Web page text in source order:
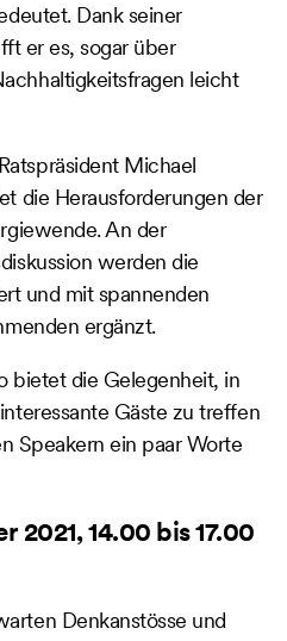
Dank seiner
er es, sogar über
leicht
Michael
die Herausforderungen der
An der
werden die
und mit spannenden
ergänzt.
bietet die Gelegenheit, in
Gäste zu treffen
Speakern ein paar Worte
2021, 14.00 bis 17.00
Denkanstösse und